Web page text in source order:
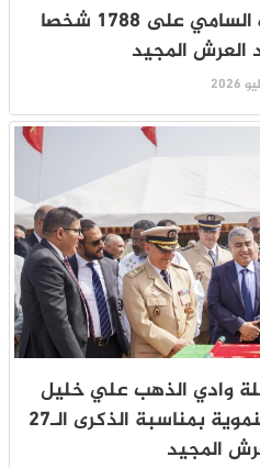
جلالة الملك يصدر عفوه السامي على 1788 شخصا
العرش المجيد
وادي الذهب علي خليل
يعطي انطلاقة مشاريع تنموية بمناسبة الذكرى الـ27
المجيد